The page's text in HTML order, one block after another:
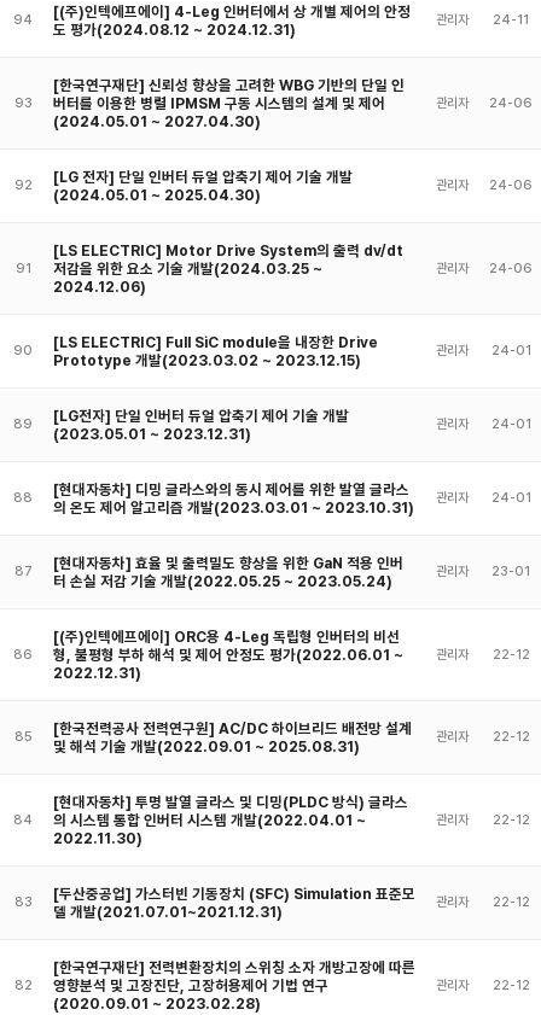
94
[(주)인텍에프에이] 4-Leg 인버터에서 상 개별 제어의 안정
도 평가(2024.08.12 ~ 2024.12.31)
관리자 24-11
93
[한국연구재단] 신뢰성 향상을 고려한 WBG 기반의 단일 인
버터를 이용한 병렬 IPMSM 구동 시스템의 설계 및 제어
(2024.05.01 ~ 2027.04.30)
관리자 24-06
92
[LG 전자] 단일 인버터 듀얼 압축기 제어 기술 개발
(2024.05.01 ~ 2025.04.30)
관리자 24-06
91
[LS ELECTRIC] Motor Drive System의 출력 dv/dt
저감을 위한 요소 기술 개발(2024.03.25 ~
2024.12.06)
관리자 24-06
90
[LS ELECTRIC] Full SiC module을 내장한 Drive
Prototype 개발(2023.03.02 ~ 2023.12.15)
관리자 24-01
89
[LG전자] 단일 인버터 듀얼 압축기 제어 기술 개발
(2023.05.01 ~ 2023.12.31)
관리자 24-01
88
[현대자동차] 디밍 글라스와의 동시 제어를 위한 발열 글라스
의 온도 제어 알고리즘 개발(2023.03.01 ~ 2023.10.31)
관리자 24-01
87
[현대자동차] 효율 및 출력밀도 향상을 위한 GaN 적용 인버
터 손실 저감 기술 개발(2022.05.25 ~ 2023.05.24)
관리자 23-01
86
[(주)인텍에프에이] ORC용 4-Leg 독립형 인버터의 비선
형, 불평형 부하 해석 및 제어 안정도 평가(2022.06.01 ~
2022.12.31)
관리자 22-12
85
[한국전력공사 전력연구원] AC/DC 하이브리드 배전망 설계
및 해석 기술 개발(2022.09.01 ~ 2025.08.31)
관리자 22-12
84
[현대자동차] 투명 발열 글라스 및 디밍(PLDC 방식) 글라스
의 시스템 통합 인버터 시스템 개발(2022.04.01 ~
2022.11.30)
관리자 22-12
83
[두산중공업] 가스터빈 기동장치 (SFC) Simulation 표준모
델 개발(2021.07.01~2021.12.31)
관리자 22-12
82
[한국연구재단] 전력변환장치의 스위칭 소자 개방고장에 따른
영향분석 및 고장진단, 고장허용제어 기법 연구
(2020.09.01 ~ 2023.02.28)
관리자 22-12